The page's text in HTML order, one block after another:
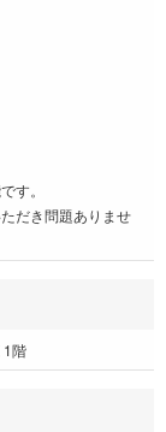
す。
だき問題ありませ
1階